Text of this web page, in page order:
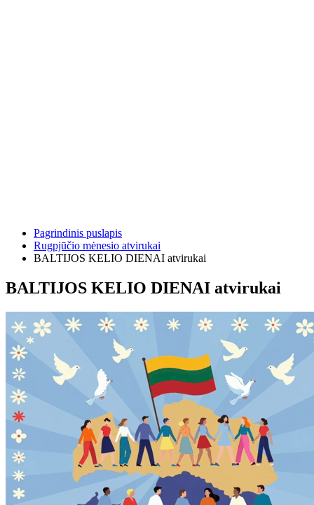
Pagrindinis puslapis
Rugpjūčio mėnesio atvirukai
BALTIJOS KELIO DIENAI atvirukai
BALTIJOS KELIO DIENAI atvirukai